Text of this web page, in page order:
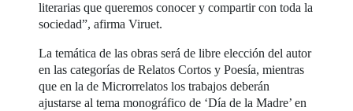
literarias que queremos conocer y compartir con toda la
sociedad”, afirma Viruet.
La temática de las obras será de libre elección del autor
en las categorías de Relatos Cortos y Poesía, mientras
que en la de Microrrelatos los trabajos deberán
ajustarse al tema monográfico de ‘Día de la Madre’ en